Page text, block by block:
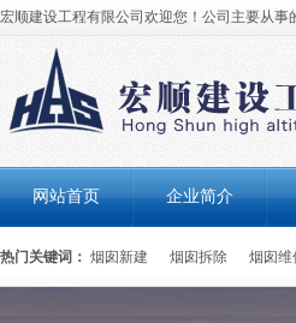
宏顺建设工程有限公司欢迎您！公司主要从
网站首页 企业简介
热门关键词： 烟囱新建 烟囱拆除 烟囱维